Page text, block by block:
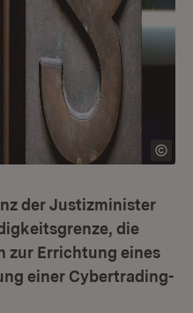
der Justizminister
die
zur Errichtung eines
einer Cybertrading-